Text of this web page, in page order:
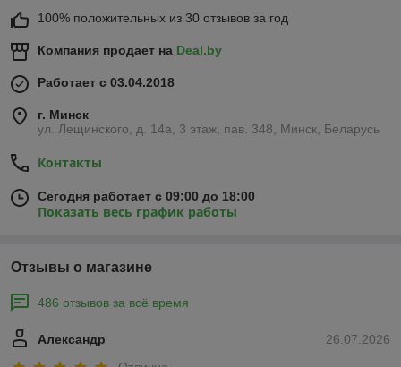
100% положительных из 30 отзывов за год
Компания продает на Deal.by
Работает с 03.04.2018
г. Минск
ул. Лещинского, д. 14а, 3 этаж, пав. 348, Минск, Беларусь
Контакты
Сегодня работает с 09:00 до 18:00
Показать весь график работы
Отзывы о магазине
486 отзывов за всё время
26.07.2026
Александр